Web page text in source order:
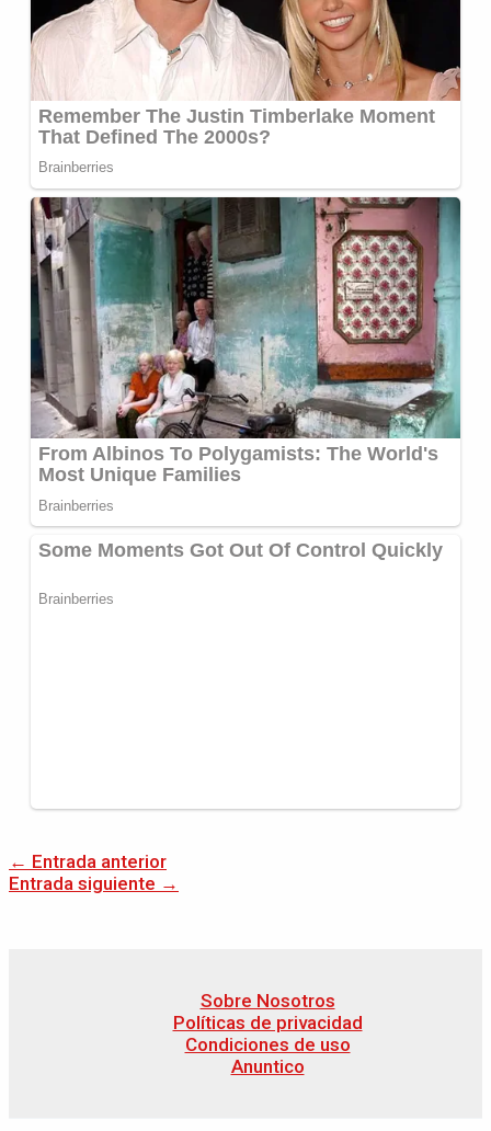
← Entrada anterior
Entrada siguiente →
Sobre Nosotros
Políticas de privacidad
Condiciones de uso
Anuntico